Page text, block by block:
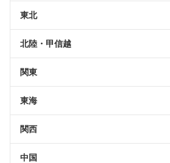
東北
北陸・甲信越
関東
東海
関西
中国